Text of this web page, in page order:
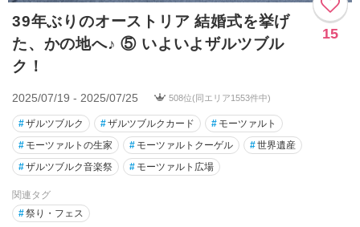
39年ぶりのオーストリア 結婚式を挙げ
た、かの地へ♪ ⑤ いよいよザルツブル
ク！
15
2025/07/19 - 2025/07/25 508位(同エリア1553件中)
#ザルツブルク #ザルツブルクカード # モーツァルト
# モーツァルトの生家 # モーツァルトクーゲル #世界遺産
#ザルツブルク音楽祭 # モーツァルト広場
関連タグ
#祭り・フェス